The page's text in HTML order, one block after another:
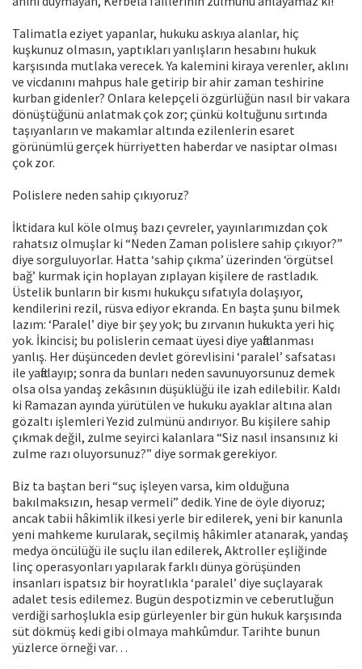
Talimatla eziyet yapanlar, hukuku askıya alanlar, hiç
kuşkunuz olmasın, yaptıkları yanlışların hesabını hukuk
karşısında mutlaka verecek. Ya kalemini kiraya verenler, aklını
ve vicdanını mahpus hale getirip bir ahir zaman teshirine
kurban gidenler? Onlara kelepçeli özgürlüğün nasıl bir vakara
dönüştüğünü anlatmak çok zor; çünkü koltuğunu sırtında
taşıyanların ve makamlar altında ezilenlerin esaret
görünümlü gerçek hürriyetten haberdar ve nasiptar olması
çok zor.
Polislere neden sahip çıkıyoruz?
İktidara kul köle olmuş bazı çevreler, yayınlarımızdan çok
rahatsız olmuşlar ki “Neden Zaman polislere sahip çıkıyor?”
diye sorguluyorlar. Hatta ‘sahip çıkma’ üzerinden ‘örgütsel
bağ’ kurmak için hoplayan zıplayan kişilere de rastladık.
Üstelik bunların bir kısmı hukukçu sıfatıyla dolaşıyor,
kendilerini rezil, rüsva ediyor ekranda. En başta şunu bilmek
lazım: ‘Paralel’ diye bir şey yok; bu zırvanın hukukta yeri hiç
yok. İkincisi; bu polislerin cemaat üyesi diye yaftalanması
yanlış. Her düşünceden devlet görevlisini ‘paralel’ safsatası
ile yaftalayıp; sonra da bunları neden savunuyorsunuz demek
olsa olsa yandaş zekâsının düşüklüğü ile izah edilebilir. Kaldı
ki Ramazan ayında yürütülen ve hukuku ayaklar altına alan
gözaltı işlemleri Yezid zulmünü andırıyor. Bu kişilere sahip
çıkmak değil, zulme seyirci kalanlara “Siz nasıl insansınız ki
zulme razı oluyorsunuz?” diye sormak gerekiyor.
Biz ta baştan beri “suç işleyen varsa, kim olduğuna
bakılmaksızın, hesap vermeli” dedik. Yine de öyle diyoruz;
ancak tabii hâkimlik ilkesi yerle bir edilerek, yeni bir kanunla
yeni mahkeme kurularak, seçilmiş hâkimler atanarak, yandaş
medya öncülüğü ile suçlu ilan edilerek, Aktroller eşliğinde
linç operasyonları yapılarak farklı dünya görüşünden
insanları ispatsız bir hoyratlıkla ‘paralel’ diye suçlayarak
adalet tesis edilemez. Bugün despotizmin ve ceberutluğun
verdiği sarhoşlukla esip gürleyenler bir gün hukuk karşısında
süt dökmüş kedi gibi olmaya mahkûmdur. Tarihte bunun
yüzlerce örneği var…